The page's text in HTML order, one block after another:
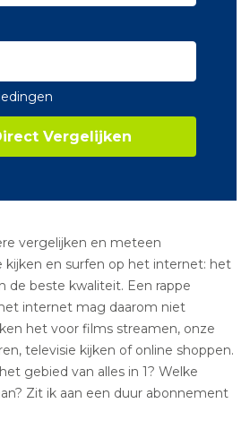
Vergelijken
vergelijken en meteen
kijken en surfen op het internet: het
de beste kwaliteit. Een rappe
internet mag daarom niet
het voor films streamen, onze
televisie kijken of online shoppen.
gebied van alles in 1? Welke
Zit ik aan een duur abonnement